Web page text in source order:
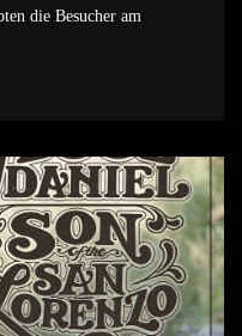
die Besucher am